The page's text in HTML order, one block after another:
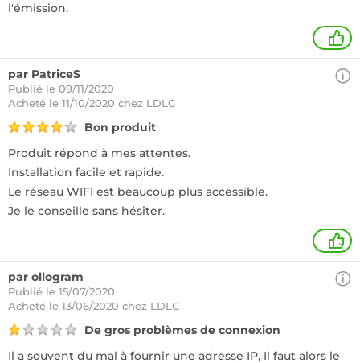
l'émission.
+
par PatriceS
Publié le 09/11/2020
Acheté le 11/10/2020 chez LDLC
Bon produit
Produit répond à mes attentes.
Installation facile et rapide.
Le réseau WIFI est beaucoup plus accessible.
Je le conseille sans hésiter.
3
par ollogram
Publié le 15/07/2020
Acheté le 13/06/2020 chez LDLC
De gros problèmes de connexion
Il a souvent du mal à fournir une adresse IP, Il faut alors le